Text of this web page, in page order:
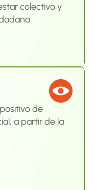
colectivo y
de
a partir de la